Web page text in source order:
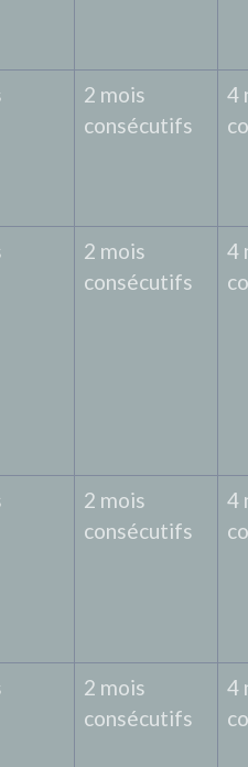
2 mois
consécutifs
4
2 mois
consécutifs
4
2 mois
consécutifs
4
2 mois
consécutifs
4